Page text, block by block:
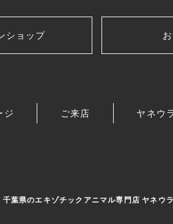
ショップ
ジ ご来店 ヤネウ
千葉県のエキゾチックアニマル専門店 ヤネウ